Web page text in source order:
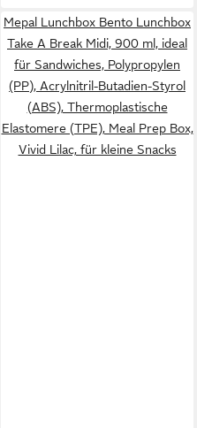
Mepal Lunchbox Bento Lunchbox
Take A Break Midi, 900 ml, ideal
für Sandwiches, Polypropylen
(PP), Acrylnitril-Butadien-Styrol
(ABS), Thermoplastische
Elastomere (TPE), Meal Prep Box,
Vivid Lilac, für kleine Snacks